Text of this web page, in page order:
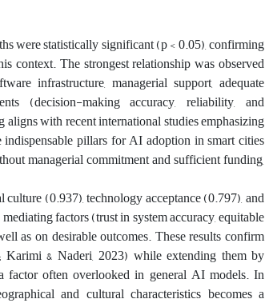
were statistically significant (p < 0.05), confirming
context. The strongest relationship was observed
infrastructure, managerial support, adequate
(decision-making accuracy, reliability, and
with recent international studies emphasizing
pillars for AI adoption in smart cities
managerial commitment and sufficient funding,
(0.937), technology acceptance (0.797), and
factors (trust in system accuracy, equitable
as on desirable outcomes. These results confirm
& Naderi, 2023) while extending them by
factor often overlooked in general AI models. In
and cultural characteristics becomes a